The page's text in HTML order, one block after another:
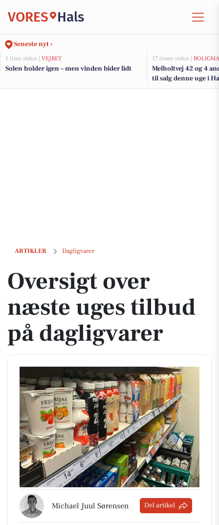
VORES Hals
Seneste nyt ›
1 time siden | VEJRET
Solen holder igen – men vinden bider lidt
17 timer siden |
Melholtvej 42 og 4
til salg denne uge i
ARTIKLER Dagligvarer
Oversigt over næste uges tilbud på dagligvarer
Oversigt over
næste uges tilbud
på dagligvarer
Michael Juul Sørensen Del artikel